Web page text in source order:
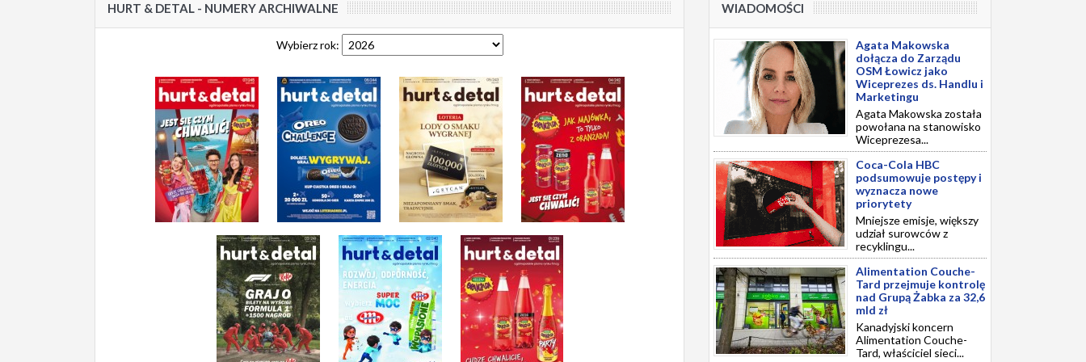
HURT & DETAL - NUMERY ARCHIWALNE
Wybierz rok:
WIADOMOŚCI
Agata Makowska
dołącza do Zarządu
OSM Łowicz jako
Wiceprezes ds. Handlu i
Marketingu
Agata Makowska została
powołana na stanowisko
Wiceprezesa...
Coca-Cola HBC
podsumowuje postępy i
wyznacza nowe
priorytety
Mniejsze emisje, większy
udział surowców z
recyklingu...
Alimentation Couche-
Tard przejmuje kontrolę
nad Grupą Żabka za 32,6
mld zł
Kanadyjski koncern
Alimentation Couche-
Tard, właściciel sieci...